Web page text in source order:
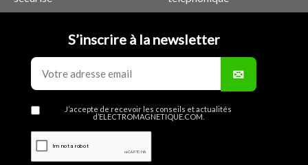
S’inscrire à la newsletter
J’accepte de recevoir les conseils et actualités
d’ELECTROMAGNETIQUE.COM.